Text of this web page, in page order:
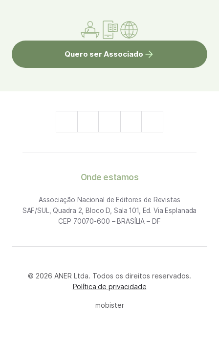
Quero ser Associado
Onde estamos
Associação Nacional de Editores de Revistas
SAF/SUL, Quadra 2, Bloco D, Sala 101, Ed. Via Esplanada
CEP 70070-600 – BRASÍLIA – DF
© 2026 ANER Ltda. Todos os direitos reservados.
Política de privacidade
mobister